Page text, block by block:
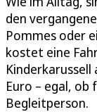
den
Pommes oder
kostet eine
Euro – egal, ob
Begleitperson.